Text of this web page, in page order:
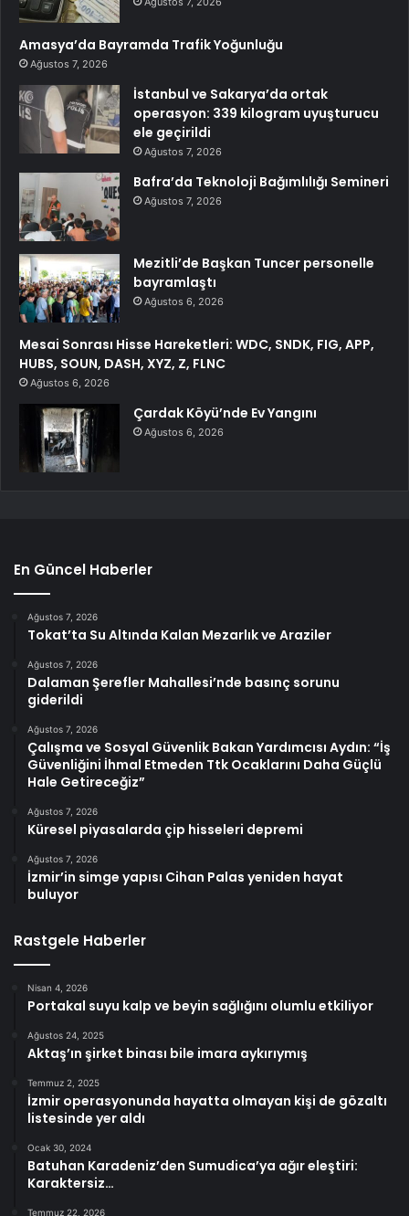
Amasya’da Bayramda Trafik Yoğunluğu
Ağustos 7, 2026
İstanbul ve Sakarya’da ortak
operasyon: 339 kilogram uyuşturucu
ele geçirildi
Ağustos 7, 2026
Bafra’da Teknoloji Bağımlılığı Semineri
Ağustos 7, 2026
Mezitli’de Başkan Tuncer personelle
bayramlaştı
Ağustos 6, 2026
Mesai Sonrası Hisse Hareketleri: WDC, SNDK, FIG, APP,
HUBS, SOUN, DASH, XYZ, Z, FLNC
Ağustos 6, 2026
Çardak Köyü’nde Ev Yangını
Ağustos 6, 2026
En Güncel Haberler
Ağustos 7, 2026
Tokat’ta Su Altında Kalan Mezarlık ve Araziler
Ağustos 7, 2026
Dalaman Şerefler Mahallesi’nde basınç sorunu
giderildi
Ağustos 7, 2026
Çalışma ve Sosyal Güvenlik Bakan Yardımcısı Aydın: “İş
Güvenliğini İhmal Etmeden Ttk Ocaklarını Daha Güçlü
Hale Getireceğiz”
Ağustos 7, 2026
Küresel piyasalarda çip hisseleri depremi
Ağustos 7, 2026
İzmir’in simge yapısı Cihan Palas yeniden hayat
buluyor
Rastgele Haberler
Nisan 4, 2026
Portakal suyu kalp ve beyin sağlığını olumlu etkiliyor
Ağustos 24, 2025
Aktaş’ın şirket binası bile imara aykırıymış
Temmuz 2, 2025
İzmir operasyonunda hayatta olmayan kişi de gözaltı
listesinde yer aldı
Ocak 30, 2024
Batuhan Karadeniz’den Sumudica’ya ağır eleştiri:
Karaktersiz…
Temmuz 22, 2026